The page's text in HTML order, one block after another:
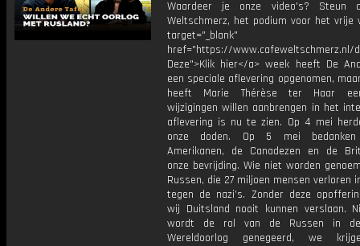
Waardeer je onze video's? Steun
Weltschmerz, het podium voor het vrije
target="_blank"
href="https://www.cafeweltschmerz.nl/
Deze">Klik hier</a> week heeft De
een speciale aflevering opgenomen,
heeft Marie Thérèse ter Haar
wijzigingen willen aanbrengen in het
aflevering is nu te zien. Op 4 mei
onze doden. Op 5 mei
Amerikanen, de Canadezen en de
onze bevrijding. Wie niet worden
Russen, die 27 miljoen mensen verloren
tegen de nazi’s. Zonder deze
wij Duitsland nooit kunnen verslaan.
wordt de rol van de Russen in de
Wereldoorlog genegeerd, we